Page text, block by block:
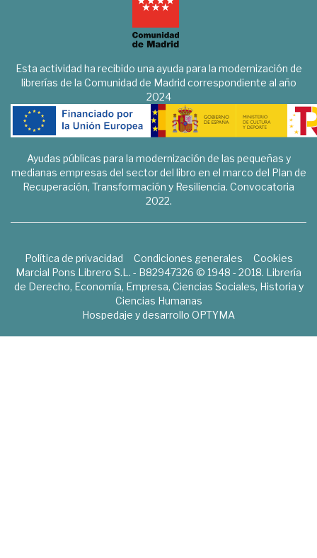
Esta actividad ha recibido una ayuda para la modernización de
librerías de la Comunidad de Madrid correspondiente al año
2024
Ayudas públicas para la modernización de las pequeñas y
medianas empresas del sector del libro en el marco del Plan de
Recuperación, Transformación y Resiliencia. Convocatoria
2022.
Política de privacidad Condiciones generales
Cookies
Marcial Pons Librero S.L. - B82947326 © 1948 - 2018. Librería
de Derecho, Economía, Empresa, Ciencias Sociales, Historia y
Ciencias Humanas
Hospedaje y desarrollo OPTYMA